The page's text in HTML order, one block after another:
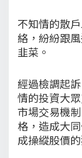
不知情的散
絡，紛紛跟
韭菜。
經過檢調起
情的投資大
市場交易機
格，造成大
成操縱股價